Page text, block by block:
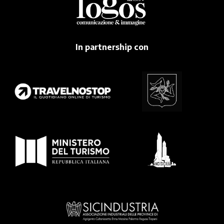
In partnership con